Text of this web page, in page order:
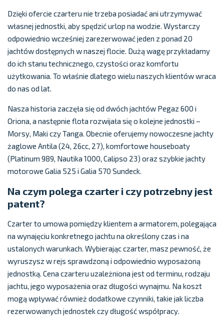
Dzięki ofercie czarteru nie trzeba posiadać ani utrzymywać
własnej jednostki, aby spędzić urlop na wodzie. Wystarczy
odpowiednio wcześniej zarezerwować jeden z ponad 20
jachtów dostępnych w naszej flocie. Dużą wagę przykładamy
do ich stanu technicznego, czystości oraz komfortu
użytkowania. To właśnie dlatego wielu naszych klientów wraca
do nas od lat.
Nasza historia zaczęła się od dwóch jachtów Pegaz 600 i
Oriona, a następnie flota rozwijała się o kolejne jednostki –
Morsy, Maki czy Tanga. Obecnie oferujemy nowoczesne jachty
żaglowe Antila (24, 26cc, 27), komfortowe houseboaty
(Platinum 989, Nautika 1000, Calipso 23) oraz szybkie jachty
motorowe Galia 525 i Galia 570 Sundeck.
Na czym polega czarter i czy potrzebny jest
patent?
Czarter to umowa pomiędzy klientem a armatorem, polegająca
na wynajęciu konkretnego jachtu na określony czas i na
ustalonych warunkach. Wybierając czarter, masz pewność, że
wyruszysz w rejs sprawdzoną i odpowiednio wyposażoną
jednostką. Cena czarteru uzależniona jest od terminu, rodzaju
jachtu, jego wyposażenia oraz długości wynajmu. Na koszt
mogą wpływać również dodatkowe czynniki, takie jak liczba
rezerwowanych jednostek czy długość współpracy.